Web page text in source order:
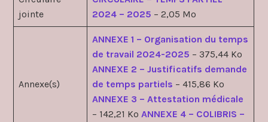
jointe
2024 – 2025 – 2,05 Mo
Annexe(s)
ANNEXE 1 – Organisation du temps
de travail 2024-2025 – 375,44 Ko
ANNEXE 2 – Justificatifs demande
de temps partiels – 415,86 Ko
ANNEXE 3 – Attestation médicale
– 142,21 Ko ANNEXE 4 – COLIBRIS –